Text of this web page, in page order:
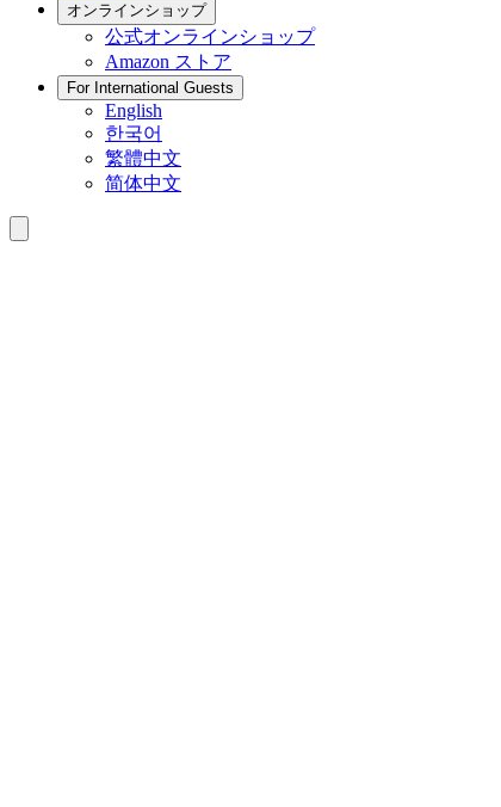
オンラインショップ
公式オンラインショップ
Amazon ストア
For International Guests
English
한국어
繁體中文
简体中文